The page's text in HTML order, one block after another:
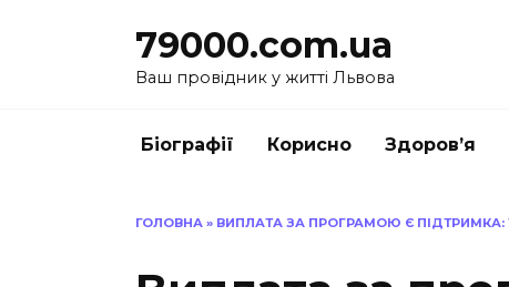
79000.com.ua
Ваш провідник у житті Львова
Біографії Корисно Здоров’я
ГОЛОВНА » ВИПЛАТА ЗА ПРОГРАМОЮ Є